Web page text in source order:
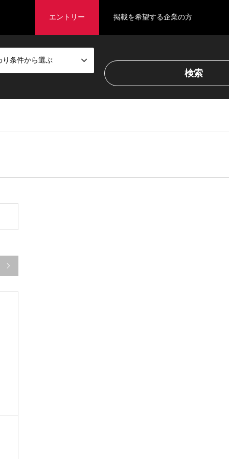
エントリー 掲載を希望する企業の方
り条件から選ぶ
